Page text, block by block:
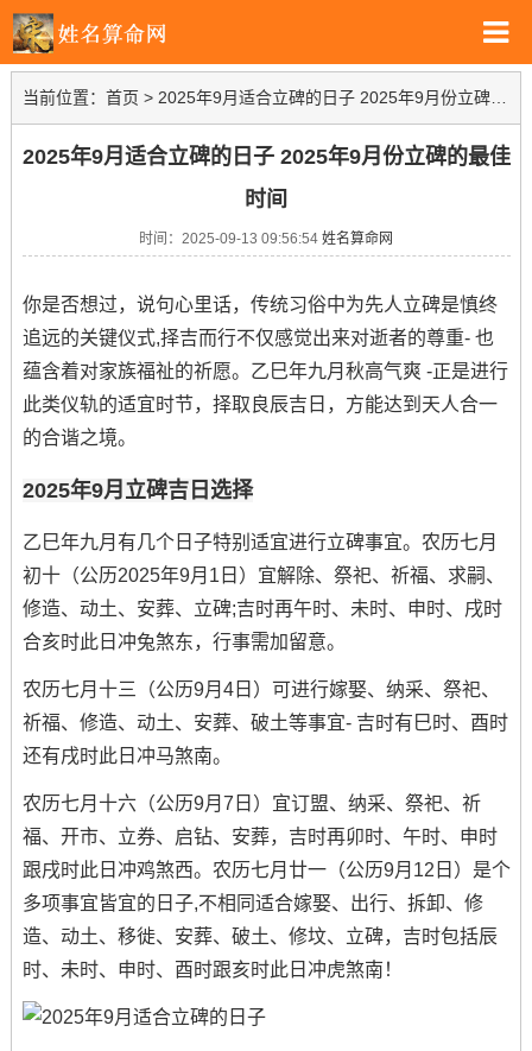
当前位置： 首页 > 2025年9月适合立碑的日子 2025年9月份立碑的最佳时间
2025年9月适合立碑的日子 2025年9月份立碑的最佳
时间
时间：2025-09-13 09:56:54 姓名算命网
你是否想过，说句心里话，传统习俗中为先人立碑是慎终
追远的关键仪式,择吉而行不仅感觉出来对逝者的尊重- 也
蕴含着对家族福祉的祈愿。乙巳年九月秋高气爽 -正是进行
此类仪轨的适宜时节，择取良辰吉日，方能达到天人合一
的合谐之境。
2025年9月立碑吉日选择
乙巳年九月有几个日子特别适宜进行立碑事宜。农历七月
初十（公历2025年9月1日）宜解除、祭祀、祈福、求嗣、
修造、动土、安葬、立碑;吉时再午时、未时、申时、戌时
合亥时此日冲兔煞东，行事需加留意。
农历七月十三（公历9月4日）可进行嫁娶、纳采、祭祀、
祈福、修造、动土、安葬、破土等事宜- 吉时有巳时、酉时
还有戌时此日冲马煞南。
农历七月十六（公历9月7日）宜订盟、纳采、祭祀、祈
福、开市、立券、启钻、安葬，吉时再卯时、午时、申时
跟戌时此日冲鸡煞西。农历七月廿一（公历9月12日）是个
多项事宜皆宜的日子,不相同适合嫁娶、出行、拆卸、修
造、动土、移徙、安葬、破土、修坟、立碑，吉时包括辰
时、未时、申时、酉时跟亥时此日冲虎煞南！